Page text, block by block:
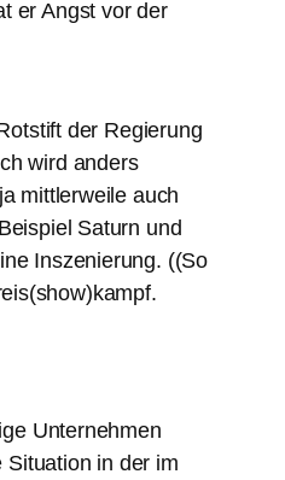
er Angst vor der
der Regierung
wird anders
mittlerweile auch
Saturn und
Inszenierung. ((So
Unternehmen
in der im